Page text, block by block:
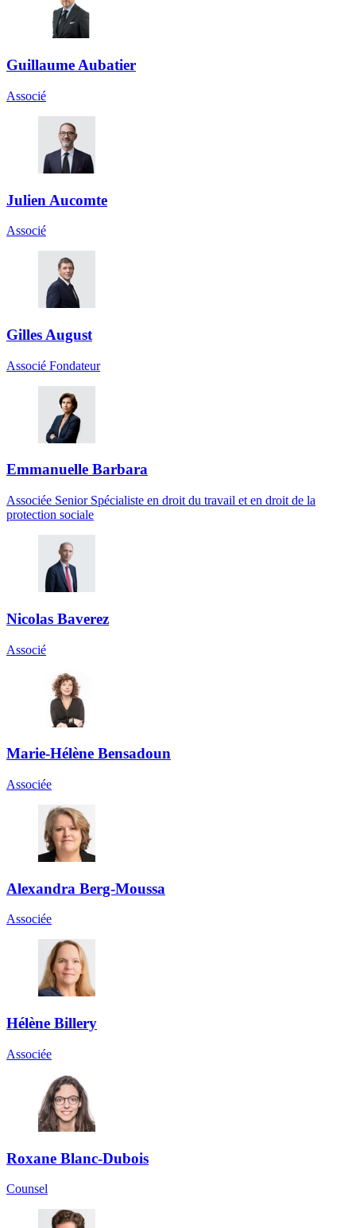
Guillaume Aubatier
Associé
Julien Aucomte
Associé
Gilles August
Associé Fondateur
Emmanuelle Barbara
Associée Senior Spécialiste en droit du travail et en droit de la
protection sociale
Nicolas Baverez
Associé
Marie-Hélène Bensadoun
Associée
Alexandra Berg-Moussa
Associée
Hélène Billery
Associée
Roxane Blanc-Dubois
Counsel